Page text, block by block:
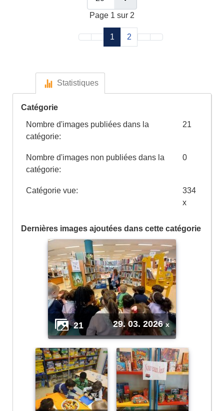
Page 1 sur 2
1 2
Statistiques
Catégorie
Nombre d'images publiées dans la
catégorie:
21
Nombre d'images non publiées dans la
catégorie:
0
Catégorie vue:
334
x
Dernières images ajoutées dans cette catégorie
21 29. 03. 2026x